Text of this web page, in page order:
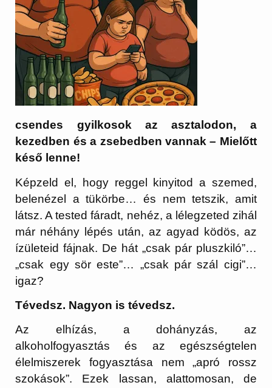
csendes gyilkosok az asztalodon, a
kezedben és a zsebedben vannak – Mielőtt
késő lenne!
Képzeld el, hogy reggel kinyitod a szemed,
belenézel a tükörbe… és nem tetszik, amit
látsz. A tested fáradt, nehéz, a lélegzeted zihál
már néhány lépés után, az agyad ködös, az
ízületeid fájnak. De hát „csak pár pluszkiló”…
„csak egy sör este”… „csak pár szál cigi”…
igaz?
Tévedsz. Nagyon is tévedsz.
Az elhízás, a dohányzás, az
alkoholfogyasztás és az egészségtelen
élelmiszerek fogyasztása nem „apró rossz
szokások”. Ezek lassan, alattomosan, de